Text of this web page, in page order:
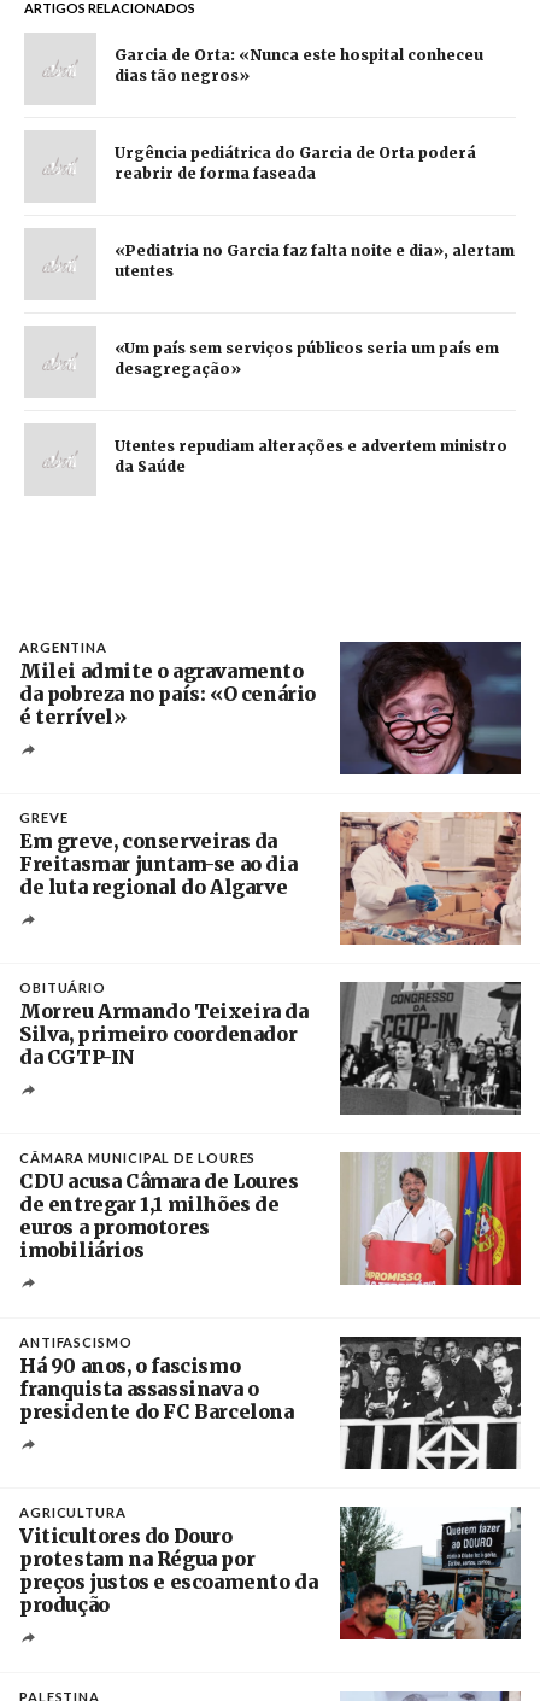
ARTIGOS RELACIONADOS
Garcia de Orta: «Nunca este hospital conheceu
dias tão negros»
Urgência pediátrica do Garcia de Orta poderá
reabrir de forma faseada
«Pediatria no Garcia faz falta noite e dia», alertam
utentes
«Um país sem serviços públicos seria um país em
desagregação»
Utentes repudiam alterações e advertem ministro
da Saúde
ARGENTINA
Milei admite o agravamento
da pobreza no país: «O cenário
é terrível»
GREVE
Em greve, conserveiras da
Freitasmar juntam-se ao dia
de luta regional do Algarve
OBITUÁRIO
Morreu Armando Teixeira da
Silva, primeiro coordenador
da CGTP-IN
CÂMARA MUNICIPAL DE LOURES
CDU acusa Câmara de Loures
de entregar 1,1 milhões de
euros a promotores
imobiliários
ANTIFASCISMO
Há 90 anos, o fascismo
franquista assassinava o
presidente do FC Barcelona
AGRICULTURA
Viticultores do Douro
protestam na Régua por
preços justos e escoamento da
produção
PALESTINA